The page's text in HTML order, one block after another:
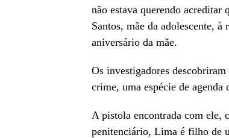
não estava querendo acreditar
Santos, mãe da adolescente,
aniversário da mãe.
Os investigadores
crime, uma espécie de agenda
A pistola encontrada com ele,
penitenciário, Lima é filho de